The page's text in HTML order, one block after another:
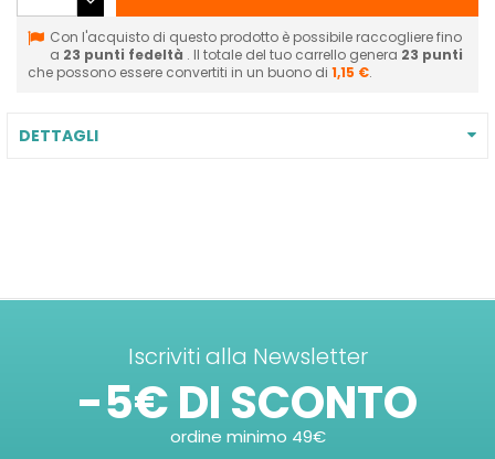
Con l'acquisto di questo prodotto è possibile raccogliere fino
a 23 punti fedeltà . Il totale del tuo carrello genera 23 punti
che possono essere convertiti in un buono di 1,15 €.
DETTAGLI
Iscriviti alla Newsletter
-5€ DI SCONTO
ordine minimo 49€